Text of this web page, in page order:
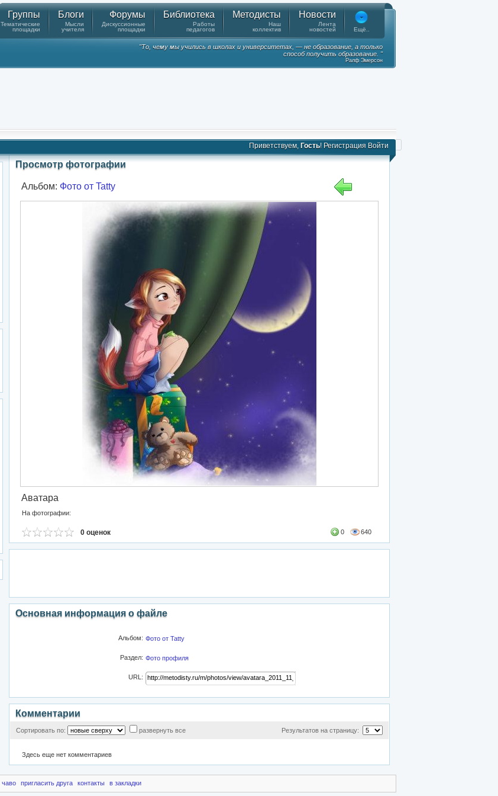
Группы
Тематические
площадки
Блоги
Мысли
учителя
Форумы
Дискуссионные
площадки
Библиотека
Работы
педагогов
Методисты
Наш
коллектив
Новости
Лента
новостей
Ещё..
"То, чему мы учились в школах и университетах, — не образование, а только
способ получить образование. "
Ралф Эмерсон
Приветствуем, Гость! Регистрация Войти
Просмотр фотографии
Альбом: Фото от Tatty
Аватара
На фотографии:
0 оценок 0 640
Основная информация о файле
Альбом: Фото от Tatty
Раздел: Фото профиля
URL:
Комментарии
Сортировать по: развернуть все Результатов на страницу:
Здесь еще нет комментариев
чаво пригласить друга контакты в закладки